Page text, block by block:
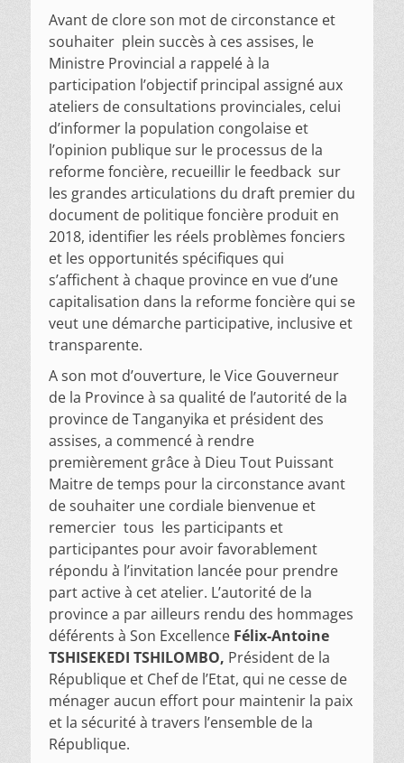
Avant de clore son mot de circonstance et
souhaiter plein succès à ces assises, le
Ministre Provincial a rappelé à la
participation l’objectif principal assigné aux
ateliers de consultations provinciales, celui
d’informer la population congolaise et
l’opinion publique sur le processus de la
reforme foncière, recueillir le feedback sur
les grandes articulations du draft premier du
document de politique foncière produit en
2018, identifier les réels problèmes fonciers
et les opportunités spécifiques qui
s’affichent à chaque province en vue d’une
capitalisation dans la reforme foncière qui se
veut une démarche participative, inclusive et
transparente.
A son mot d’ouverture, le Vice Gouverneur
de la Province à sa qualité de l’autorité de la
province de Tanganyika et président des
assises, a commencé à rendre
premièrement grâce à Dieu Tout Puissant
Maitre de temps pour la circonstance avant
de souhaiter une cordiale bienvenue et
remercier tous les participants et
participantes pour avoir favorablement
répondu à l’invitation lancée pour prendre
part active à cet atelier. L’autorité de la
province a par ailleurs rendu des hommages
déférents à Son Excellence Félix-Antoine
TSHISEKEDI TSHILOMBO, Président de la
République et Chef de l’Etat, qui ne cesse de
ménager aucun effort pour maintenir la paix
et la sécurité à travers l’ensemble de la
République.